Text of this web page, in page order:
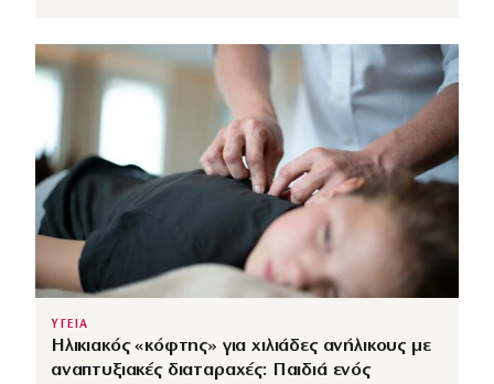
ΥΓΕΙΑ
Ηλικιακός «κόφτης» για χιλιάδες ανήλικους με
αναπτυξιακές διαταραχές: Παιδιά ενός